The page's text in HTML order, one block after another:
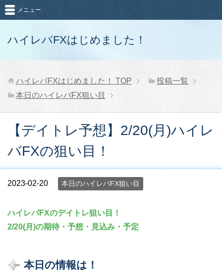
ハイレバFXはじめました！
メニュー
ハイレバFXはじめました！ TOP
投稿一覧
本日のハイレバFX狙い目
【デイトレ予想】2/20(月)ハイレ
バFXの狙い目！
2023-02-20 本日のハイレバFX狙い目
ハイレバFXのデイトレ狙い目！
2/20(月)の期待・予想・見込み・予定
本日の情報は！